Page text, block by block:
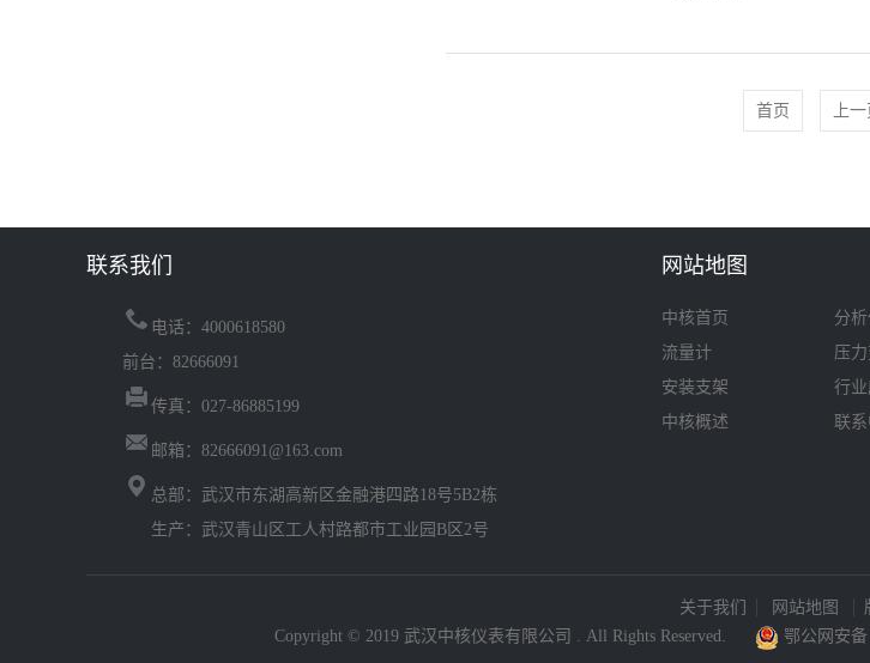
首页 上
联系我们
电话：4000618580
前台：82666091
传真：027-86885199
邮箱：82666091@163.com
总部：武汉市东湖高新区金融港四路18号5B2栋
生产：武汉青山区工人村路都市工业园B区2号
网站地图
中核首页 分
流量计
压
安装支架
行业
中核概述
联
关于我们 网站地图
Copyright © 2019 武汉中核仪表有限公司 . All Rights Reserved.
鄂公网安备